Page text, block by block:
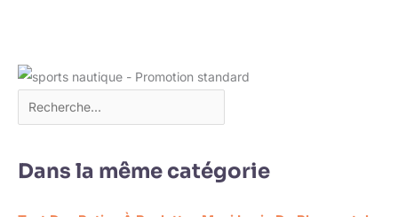
Dans la même catégorie